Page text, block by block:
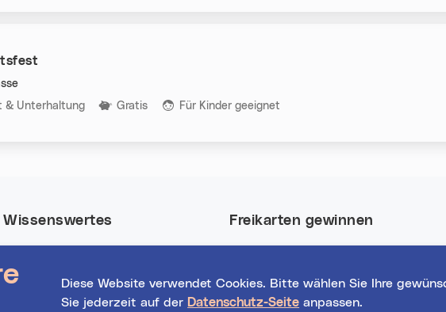
& Unterhaltung Gratis Für Kinder geeignet
Diese Website verwendet Cookies. Bitte wählen Sie Ihre
Sie jederzeit auf der Datenschutz-Seite anpassen.
Wissenswertes
Veranstalter*innen
Freikarten gewinnen
in Linz.